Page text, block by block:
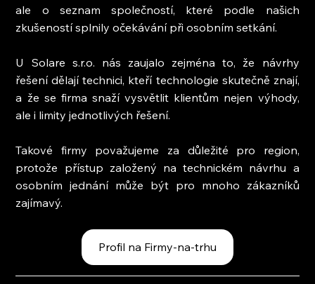
ale o seznam společností, které podle našich
zkušeností splnily očekávání při osobním setkání.
U Solare s.r.o. nás zaujalo zejména to, že návrhy
řešení dělají technici, kteří technologie skutečně znají,
a že se firma snaží vysvětlit klientům nejen výhody,
ale i limity jednotlivých řešení.
Takové firmy považujeme za důležité pro region,
protože přístup založený na technickém návrhu a
osobním jednání může být pro mnoho zákazníků
zajímavý.
Profil na Firmy-na-trhu